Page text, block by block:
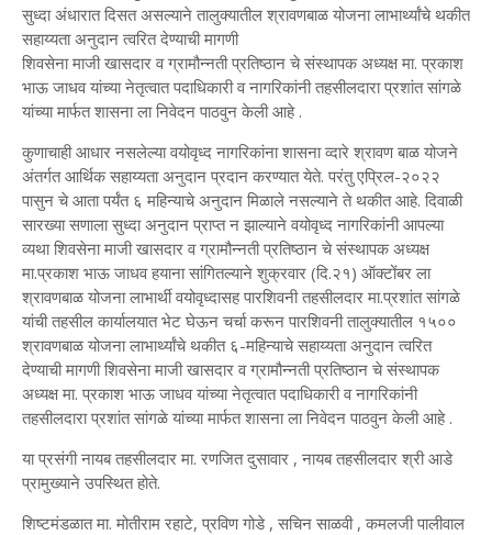
सुध्दा अंधारात दिसत असल्याने तालुक्यातील श्रावणबाळ योजना लाभार्थ्यांचे थकीत
सहाय्यता अनुदान त्वरित देण्याची मागणी
शिवसेना माजी खासदार व ग्रामौन्नती प्रतिष्ठान चे संस्थापक अध्यक्ष मा. प्रकाश
भाऊ जाधव यांच्या नेतृत्वात पदाधिकारी व नागरिकांनी तहसीलदारा प्रशांत सांगळे
यांच्या मार्फत शासना ला निवेदन पाठवुन केली आहे .
कुणाचाही आधार नसलेल्या वयोवृध्द नागरिकांना शासना व्दारे श्रावण बाळ योजने
अंतर्गत आर्थिक सहाय्यता अनुदान प्रदान करण्यात येते. परंतु एप्रिल-२०२२
पासुन चे आता पर्यंत ६ महिन्याचे अनुदान मिळाले नसल्याने ते थकीत आहे. दिवाळी
सारख्या सणाला सुध्दा अनुदान प्राप्त न झाल्याने वयोवृध्द नागरिकांनी आपल्या
व्यथा शिवसेना माजी खासदार व ग्रामौन्नती प्रतिष्ठान चे संस्थापक अध्यक्ष
मा.प्रकाश भाऊ जाधव हयाना सांगितल्याने शुक्रवार (दि.२१) ऑक्टोंबर ला
श्रावणबाळ योजना लाभार्थी वयोवृध्दासह पारशिवनी तहसीलदार मा.प्रशांत सांगळे
यांची तहसील कार्यालयात भेट घेऊन चर्चा करून पारशिवनी तालुक्यातील १५००
श्रावणबाळ योजना लाभार्थ्यांचे थकीत ६-महिन्याचे सहाय्यता अनुदान त्वरित
देण्याची मागणी शिवसेना माजी खासदार व ग्रामौन्नती प्रतिष्ठान चे संस्थापक
अध्यक्ष मा. प्रकाश भाऊ जाधव यांच्या नेतृत्वात पदाधिकारी व नागरिकांनी
तहसीलदारा प्रशांत सांगळे यांच्या मार्फत शासना ला निवेदन पाठवुन केली आहे .
या प्रसंगी नायब तहसीलदार मा. रणजित दुसावार , नायब तहसीलदार श्री आडे
प्रामुख्याने उपस्थित होते.
शिष्टमंडळात मा. मोतीराम रहाटे, प्रविण गोडे , सचिन साळवी , कमलजी पालीवाल